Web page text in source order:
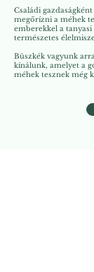
Családi
megőrízni a méhek
emberekkel a
természetes
Büszkék vagyunk
kínálunk, amelyet a
méhek tesznek még